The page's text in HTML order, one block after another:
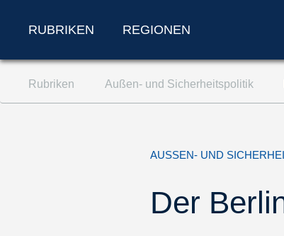
Zum Inhalt springen (Accesskey '1')
Zur Suche springen (Accesskey '2')
RUBRIKEN REGIONEN
Rubriken Außen- und Sicherheitspolitik
AUSSEN- UND
Der